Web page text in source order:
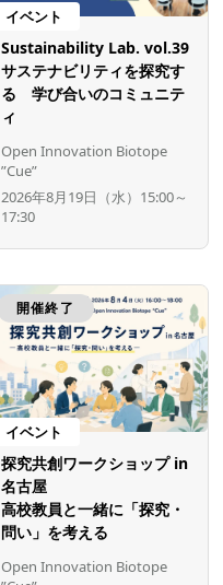
イベント
Sustainability Lab. vol.39
サステナビリティを探究す
る 学び合いのコミュニテ
ィ
Open Innovation Biotope
”Cue”
2026年8月19日（水）15:00～
17:30
開催終了
イベント
探究共創ワークショップ in
名古屋
高校教員と一緒に「探究・
問い」を考える
Open Innovation Biotope